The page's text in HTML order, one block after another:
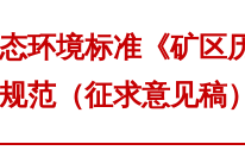
环境标准《矿区
范（征求意见稿